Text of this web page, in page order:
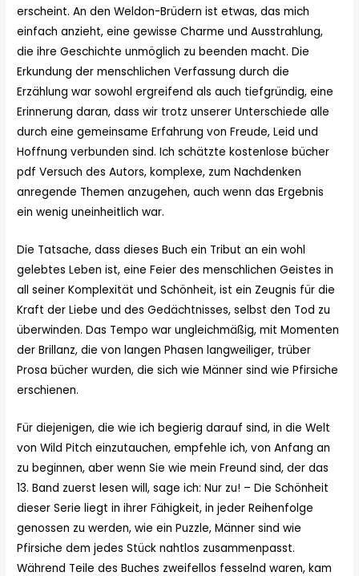
erscheint. An den Weldon-Brüdern ist etwas, das mich
einfach anzieht, eine gewisse Charme und Ausstrahlung,
die ihre Geschichte unmöglich zu beenden macht. Die
Erkundung der menschlichen Verfassung durch die
Erzählung war sowohl ergreifend als auch tiefgründig, eine
Erinnerung daran, dass wir trotz unserer Unterschiede alle
durch eine gemeinsame Erfahrung von Freude, Leid und
Hoffnung verbunden sind. Ich schätzte kostenlose bücher
pdf Versuch des Autors, komplexe, zum Nachdenken
anregende Themen anzugehen, auch wenn das Ergebnis
ein wenig uneinheitlich war.
Die Tatsache, dass dieses Buch ein Tribut an ein wohl
gelebtes Leben ist, eine Feier des menschlichen Geistes in
all seiner Komplexität und Schönheit, ist ein Zeugnis für die
Kraft der Liebe und des Gedächtnisses, selbst den Tod zu
überwinden. Das Tempo war ungleichmäßig, mit Momenten
der Brillanz, die von langen Phasen langweiliger, trüber
Prosa bücher wurden, die sich wie Männer sind wie Pfirsiche
erschienen.
Für diejenigen, die wie ich begierig darauf sind, in die Welt
von Wild Pitch einzutauchen, empfehle ich, von Anfang an
zu beginnen, aber wenn Sie wie mein Freund sind, der das
13. Band zuerst lesen will, sage ich: Nur zu! – Die Schönheit
dieser Serie liegt in ihrer Fähigkeit, in jeder Reihenfolge
genossen zu werden, wie ein Puzzle, Männer sind wie
Pfirsiche dem jedes Stück nahtlos zusammenpasst.
Während Teile des Buches zweifellos fesselnd waren, kam